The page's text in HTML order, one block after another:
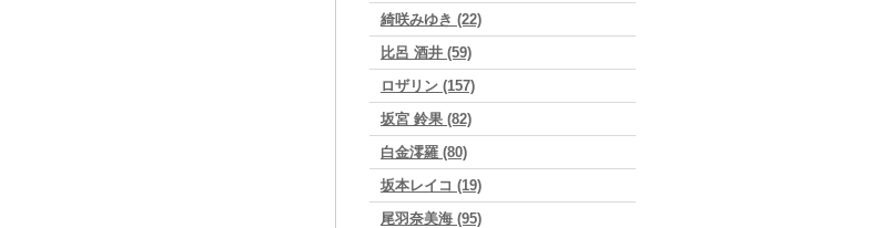
綺咲みゆき (22)
比呂 酒井 (59)
ロザリン (157)
坂宮 鈴果 (82)
白金澪羅 (80)
坂本レイコ (19)
尾羽奈美海 (95)